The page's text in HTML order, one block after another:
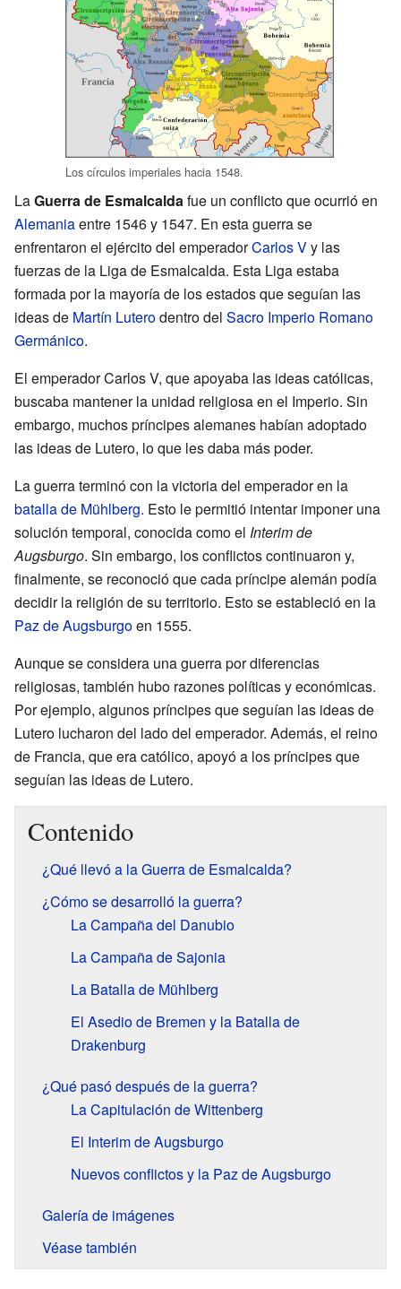
Los círculos imperiales hacia 1548.
LaGuerra de Esmalcaldafue un conflicto que ocurrió en
Alemaniaentre 1546 y 1547. En esta guerra se
enfrentaron el ejército del emperadorCarlos Vy las
fuerzas de la Liga de Esmalcalda. Esta Liga estaba
formada por la mayoría de los estados que seguían las
ideas de Martín Luterodentro del Sacro Imperio Romano
Germánico.
El emperador Carlos V, que apoyaba las ideas católicas,
buscaba mantener la unidad religiosa en el Imperio. Sin
embargo, muchos príncipes alemanes habían adoptado
las ideas de Lutero, lo que les daba más poder.
La guerra terminó con la victoria del emperador en la
batalla de Mühlberg. Esto le permitió intentar imponer una
solución temporal, conocida como el Interim de
Augsburgo. Sin embargo, los conflictos continuaron y,
finalmente, se reconoció que cada príncipe alemán podía
decidir la religión de su territorio. Esto se estableció en la
Paz de Augsburgoen 1555.
Aunque se considera una guerra por diferencias
religiosas, también hubo razones políticas y económicas.
Por ejemplo, algunos príncipes que seguían las ideas de
Lutero lucharon del lado del emperador. Además, el reino
de Francia, que era católico, apoyó a los príncipes que
seguían las ideas de Lutero.
Contenido
¿Qué llevó a la Guerra de Esmalcalda?
¿Cómo se desarrolló la guerra?
La Campaña del Danubio
La Campaña de Sajonia
La Batalla de Mühlberg
El Asedio de Bremen y la Batalla de
Drakenburg
¿Qué pasó después de la guerra?
La Capitulación de Wittenberg
El Interim de Augsburgo
Nuevos conflictos y la Paz de Augsburgo
Galería de imágenes
Véase también